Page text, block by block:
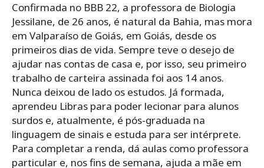
Confirmada no BBB 22, a professora de Biologia
Jessilane, de 26 anos, é natural da Bahia, mas mora
em Valparaíso de Goiás, em Goiás, desde os
primeiros dias de vida. Sempre teve o desejo de
ajudar nas contas de casa e, por isso, seu primeiro
trabalho de carteira assinada foi aos 14 anos.
Nunca deixou de lado os estudos. Já formada,
aprendeu Libras para poder lecionar para alunos
surdos e, atualmente, é pós-graduada na
linguagem de sinais e estuda para ser intérprete.
Para completar a renda, dá aulas como professora
particular e, nos fins de semana, ajuda a mãe em